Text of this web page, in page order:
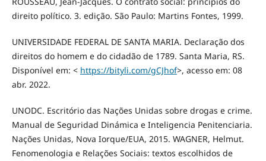
direito político. 3. edição. São Paulo: Martins Fontes, 1999.
UNIVERSIDADE FEDERAL DE SANTA MARIA. Declaração dos
direitos do homem e do cidadão de 1789. Santa Maria, RS.
Disponível em: < https://bityli.com/gCJhof>, acesso em: 08
abr. 2022.
UNODC. Escritório das Nações Unidas sobre drogas e crime.
Manual de Seguridad Dinámica e Inteligencia Penitenciaria.
Nações Unidas, Nova Iorque/EUA, 2015. WAGNER, Helmut.
Fenomenologia e Relações Sociais: textos escolhidos de